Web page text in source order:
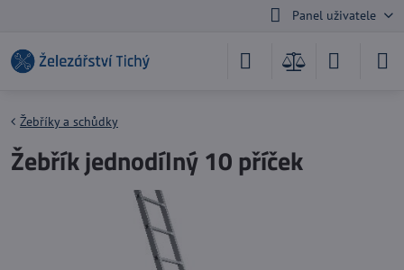
Panel uživatele
Žebříky a schůdky
Žebřík jednodílný 10 příček